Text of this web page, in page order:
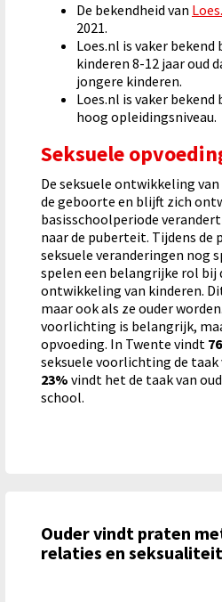
De bekendheid van
2021.
Loes.nl is vaker
kinderen 8-12 jaar oud
jongere kinderen.
Loes.nl is vaker bekend
hoog opleidingsniveau.
Seksuele
De seksuele ontwikkeling
de geboorte en blijft zich
basisschoolperiode
naar de puberteit. Tijdens de
seksuele veranderingen nog
spelen een belangrijke rol bij
ontwikkeling van kinderen.
maar ook als ze ouder
voorlichting is belangrijk,
opvoeding. In Twente vindt
seksuele voorlichting de taak
23% vindt het de taak van
school.
Ouder vindt praten
relaties en